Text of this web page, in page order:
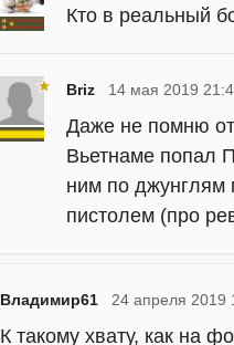
Кто в реальный
Briz 14 мая 2019
Даже не помню
Вьетнаме попал
ним по джунглям
пистолем (про
Владимир61 24 апреля 2019
К такому хвату, как на